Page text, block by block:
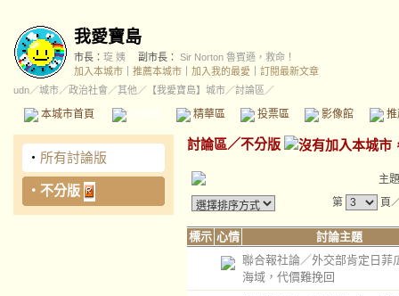
我愛寶島
市長： 琁 姨 副市長： Sir Norton 魯賓遜，救命！
加入本城市
推薦本城市 加入我的最愛
訂閱最新文章
udn／城市／政治社會 ／其他 ／ 【我愛寶島】城市／討論區／
本城市首頁 精華區 投票區 影像館
‧ 所有討論版
‧ 不分版
討論區／不分版
主題
第
頁
標示 心情
討論主題
聯合報社論／外交部肯定日菲
海域，代價難挽回